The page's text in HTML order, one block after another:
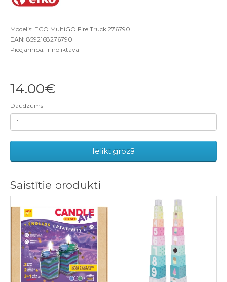
Modelis: ECO MultiGO Fire Truck 276790
EAN: 8592168276790
Pieejamība: Ir noliktavā
14.00€
Daudzums
Ielikt grozā
Saistītie produkti